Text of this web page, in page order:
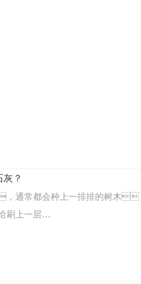
？
通常都会种上一排排的树木
刷上一层…